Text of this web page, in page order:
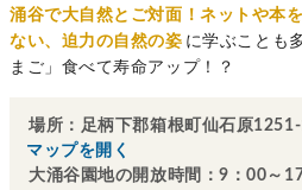
涌谷で大自然とご対面！ネットや本
ない、迫力の自然の姿 に学ぶことも
まご」食べて寿命アップ！？
場所：足柄下郡箱根町仙石原
マップを開く
大涌谷園地の開放時間：9：00～